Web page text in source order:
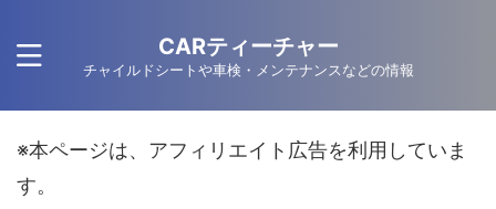
CARティーチャー
チャイルドシートや車検・メンテナンスなどの情報
※本ページは、アフィリエイト広告を利用していま
す。